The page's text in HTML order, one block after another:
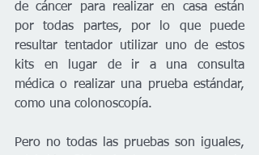
de cáncer para realizar en casa están
por todas partes, por lo que puede
resultar tentador utilizar uno de estos
kits en lugar de ir a una consulta
médica o realizar una prueba estándar,
como una colonoscopía.
Pero no todas las pruebas son iguales,